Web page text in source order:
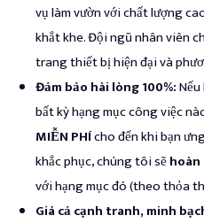
vụ làm vườn với chất lượng
khắt khe. Đội ngũ nhân viên
trang thiết bị hiện đại và
Đảm bảo hài lòng 100%:
bất kỳ hạng mục công việc
MIỄN PHÍcho đến khi bạn
khắc phục, chúng tôi sẽ
với hạng mục đó (theo thỏa
Giá cả cạnh tranh, minh